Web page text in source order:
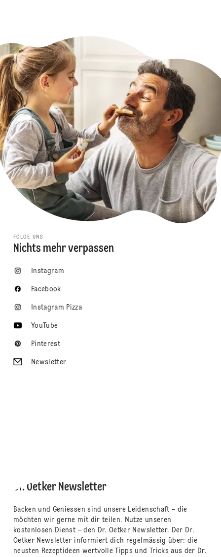
FOLGE UNS
Nichts mehr verpassen
Instagram
Facebook
Instagram Pizza
YouTube
Pinterest
Newsletter
Dr. Oetker Newsletter
Backen und Geniessen sind unsere Leidenschaft – die
möchten wir gerne mit dir teilen. Nutze unseren
kostenlosen Dienst – den Dr. Oetker Newsletter. Der Dr.
Oetker Newsletter informiert dich regelmässig über: die
neusten Rezeptideen wertvolle Tipps und Tricks aus der Dr.